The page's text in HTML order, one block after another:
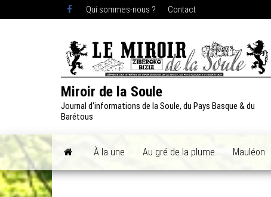
Qui sommes-nous ? Contact
Miroir de la Soule
Journal d'informations de la Soule, du Pays Basque & du
Barétous
À la une Au gré de la plume Mauléon